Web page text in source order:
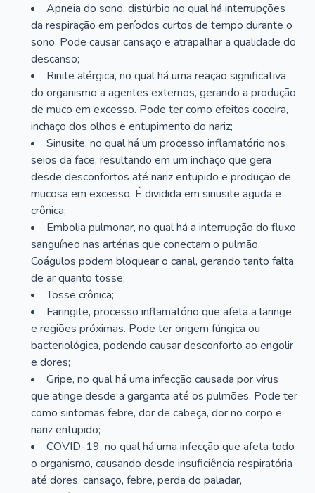
Apneia do sono, distúrbio no qual há interrupções
da respiração em períodos curtos de tempo durante o
sono. Pode causar cansaço e atrapalhar a qualidade do
descanso;
Rinite alérgica, no qual há uma reação significativa
do organismo a agentes externos, gerando a produção
de muco em excesso. Pode ter como efeitos coceira,
inchaço dos olhos e entupimento do nariz;
Sinusite, no qual há um processo inflamatório nos
seios da face, resultando em um inchaço que gera
desde desconfortos até nariz entupido e produção de
mucosa em excesso. É dividida em sinusite aguda e
crônica;
Embolia pulmonar, no qual há a interrupção do fluxo
sanguíneo nas artérias que conectam o pulmão.
Coágulos podem bloquear o canal, gerando tanto falta
de ar quanto tosse;
Tosse crônica;
Faringite, processo inflamatório que afeta a laringe
e regiões próximas. Pode ter origem fúngica ou
bacteriológica, podendo causar desconforto ao engolir
e dores;
Gripe, no qual há uma infecção causada por vírus
que atinge desde a garganta até os pulmões. Pode ter
como sintomas febre, dor de cabeça, dor no corpo e
nariz entupido;
COVID-19, no qual há uma infecção que afeta todo
o organismo, causando desde insuficiência respiratória
até dores, cansaço, febre, perda do paladar,